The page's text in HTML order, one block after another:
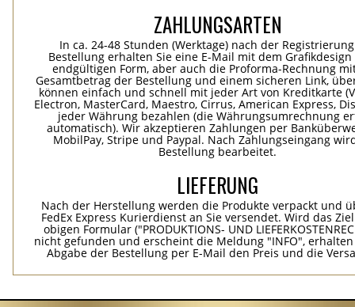
ZAHLUNGSARTEN
In ca. 24-48 Stunden (Werktage) nach der
Bestellung erhalten Sie eine E-Mail mit dem
endgültigen Form, aber auch die Proforma-Rechnung
Gesamtbetrag der Bestellung und einem sicheren Link,
können einfach und schnell mit jeder Art von Kreditkarte
Electron, MasterCard, Maestro, Cirrus, American Express,
jeder Währung bezahlen (die Währungsumrechnung
automatisch). Wir akzeptieren Zahlungen per
MobilPay, Stripe und Paypal. Nach Zahlungseingang
Bestellung bearbeitet.
LIEFERUNG
Nach der Herstellung werden die Produkte verpackt und
FedEx Express Kurierdienst an Sie versendet. Wird das
obigen Formular ("PRODUKTIONS- UND
nicht gefunden und erscheint die Meldung "INFO", erhalten
Abgabe der Bestellung per E-Mail den Preis und die